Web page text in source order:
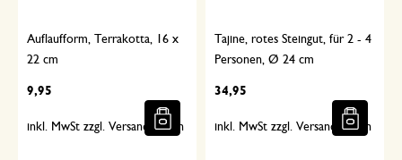
Auflaufform, Terrakotta, 16 x
22 cm
9,95
inkl. MwSt zzgl. Versandkosten
Tajine, rotes Steingut, für 2 - 4
Personen, Ø 24 cm
34,95
inkl. MwSt zzgl. Versandkosten